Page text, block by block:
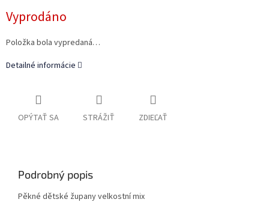
cena:
Vyprodáno
Položka bola vypredaná…
Detailné informácie
OPÝTAŤ SA STRÁŽIŤ ZDIEĽAŤ
Podrobný popis
Pěkné dětské župany velkostní mix